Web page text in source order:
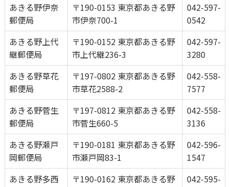
あきる野伊奈
郵便局
〒190-0153 東京都あきる野
市伊奈700-1
042-597-
0542
あきる野上代
継郵便局
〒190-0152 東京都あきる野
市上代継236-3
042-597-
3280
あきる野草花
郵便局
〒197-0802 東京都あきる野
市草花2588-2
042-558-
7577
あきる野菅生
郵便局
〒197-0812 東京都あきる野
市菅生660-5
042-558-
3136
あきる野瀬戸
岡郵便局
〒190-0181 東京都あきる野
市瀬戸岡83-1
042-596-
1547
あきる野多西
〒190-0162 東京都あきる野
042-595-